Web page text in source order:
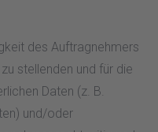
des Auftragnehmers
stellenden und für die
Daten (z. B.
und/oder